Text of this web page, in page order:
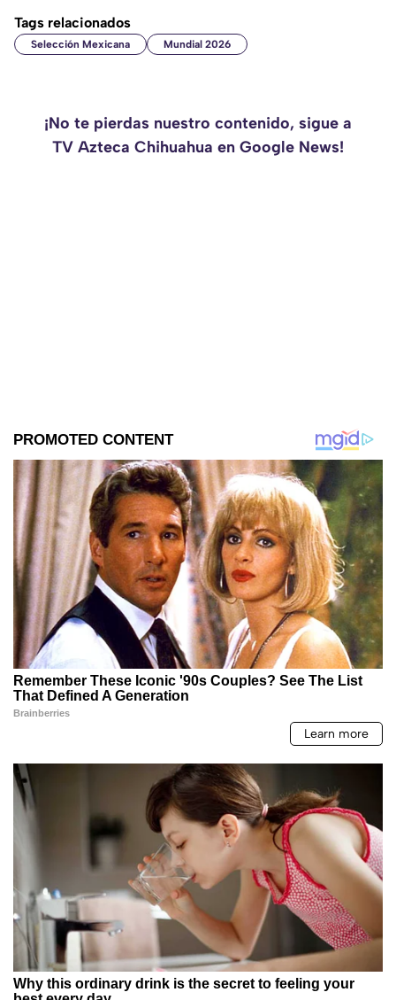
Tags relacionados
Selección Mexicana Mundial 2026
¡No te pierdas nuestro contenido, sigue a
TV Azteca Chihuahua en Google News!